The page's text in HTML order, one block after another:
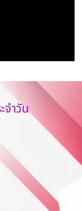
จำวัน